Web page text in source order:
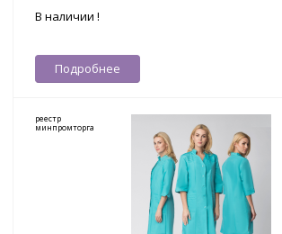
В наличии !
Подробнее
реестр
минпромторга